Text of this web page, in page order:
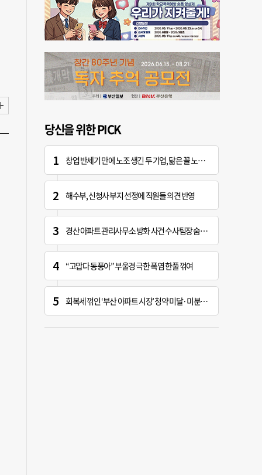
당신을 위한 PICK
창업 반세기 만에 노조 생긴 두 기업, 닮은 꼴 노사 갈등
해수부, 신청사 부지 선정에 직원들 의견 반영
경산 아파트 관리사무소 방화 사건 수사팀장 숨진 채 발견
“고맙다 동풍아” 부울경 극한 폭염 한풀 꺾여
회복세 꺾인 ‘부산 아파트 시장’ 청약 미달·미분양 심화